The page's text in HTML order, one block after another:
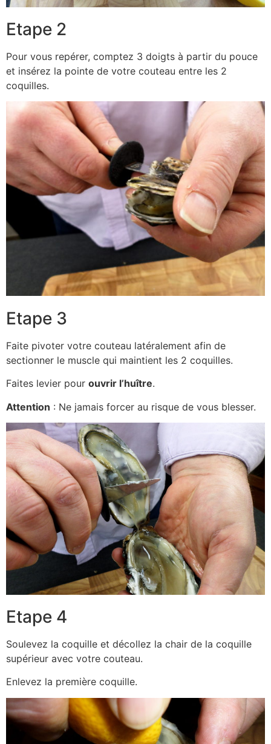
Etape 2
Pour vous repérer, comptez 3 doigts à partir du pouce
et insérez la pointe de votre couteau entre les 2
coquilles.
Etape 3
Faite pivoter votre couteau latéralement afin de
sectionner le muscle qui maintient les 2 coquilles.
Faites levier pour ouvrir l’huître.
Attention : Ne jamais forcer au risque de vous blesser.
Etape 4
Soulevez la coquille et décollez la chair de la coquille
supérieur avec votre couteau.
Enlevez la première coquille.